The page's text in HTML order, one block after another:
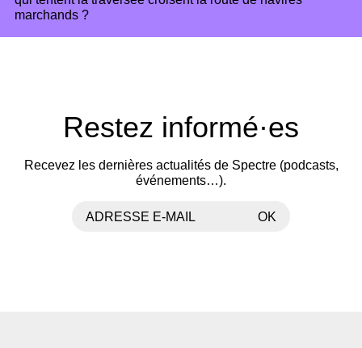
marchands ?
Restez informé·es
Recevez les dernières actualités de Spectre (podcasts,
événements…).
ADRESSE E-MAIL OK